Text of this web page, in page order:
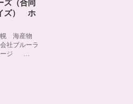
（合同
ズ） ホ
海産物
社ブルーラ
ージ …